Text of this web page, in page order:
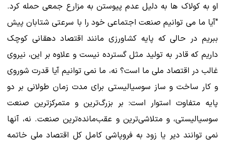
او به کولاک ها به دلیل عدم پیوستن به مزارع جمعی حمله کرد.
"آیا ما می توانیم صنعت اجتماعی خود را با سرعتی شتابان پیش
ببریم در حالی که پایه کشاورزی مانند اقتصاد دهقانی کوچک
داریم که قادر به تولید مثل گسترده نیست و علاوه بر این، نیروی
غالب در اقتصاد ملی ما است؟ نه، ما نمی توانیم آیا قدرت شوروی
و کار ساخت و ساز سوسیالیستی برای مدت زمان طولانی بر دو
پایه متفاوت استوار است: بر بزرگ‌ترین و متمرکزترین صنعت
سوسیالیستی، و متلاشی‌ترین و عقب‌مانده‌ترین صنعت. نه، آنها
نمی توانند دیر یا زود به فروپاشی کامل کل اقتصاد ملی خاتمه